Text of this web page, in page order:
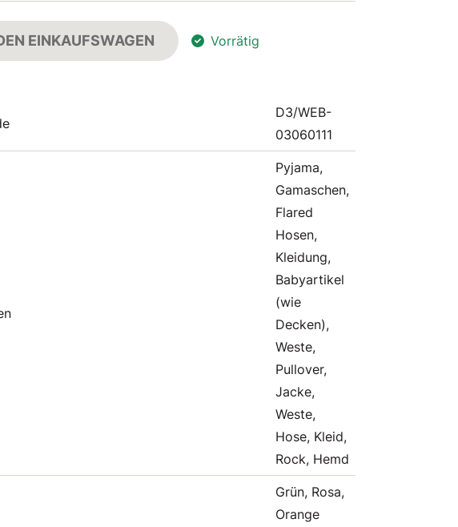
EINKAUFSWAGEN Vorrätig
D3/WEB-
03060111
Pyjama,
Gamaschen,
Flared
Hosen,
Kleidung,
Babyartikel
(wie
Decken),
Weste,
Pullover,
Jacke,
Weste,
Hose, Kleid,
Rock, Hemd
Grün, Rosa,
Orange